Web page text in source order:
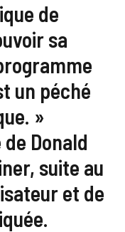
de
sa
un péché
»
Donald
suite au
et de